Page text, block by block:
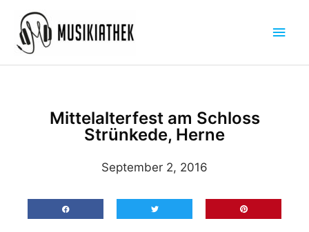
Inhalt
springen
Mittelalterfest am Schloss
Strünkede, Herne
September 2, 2016